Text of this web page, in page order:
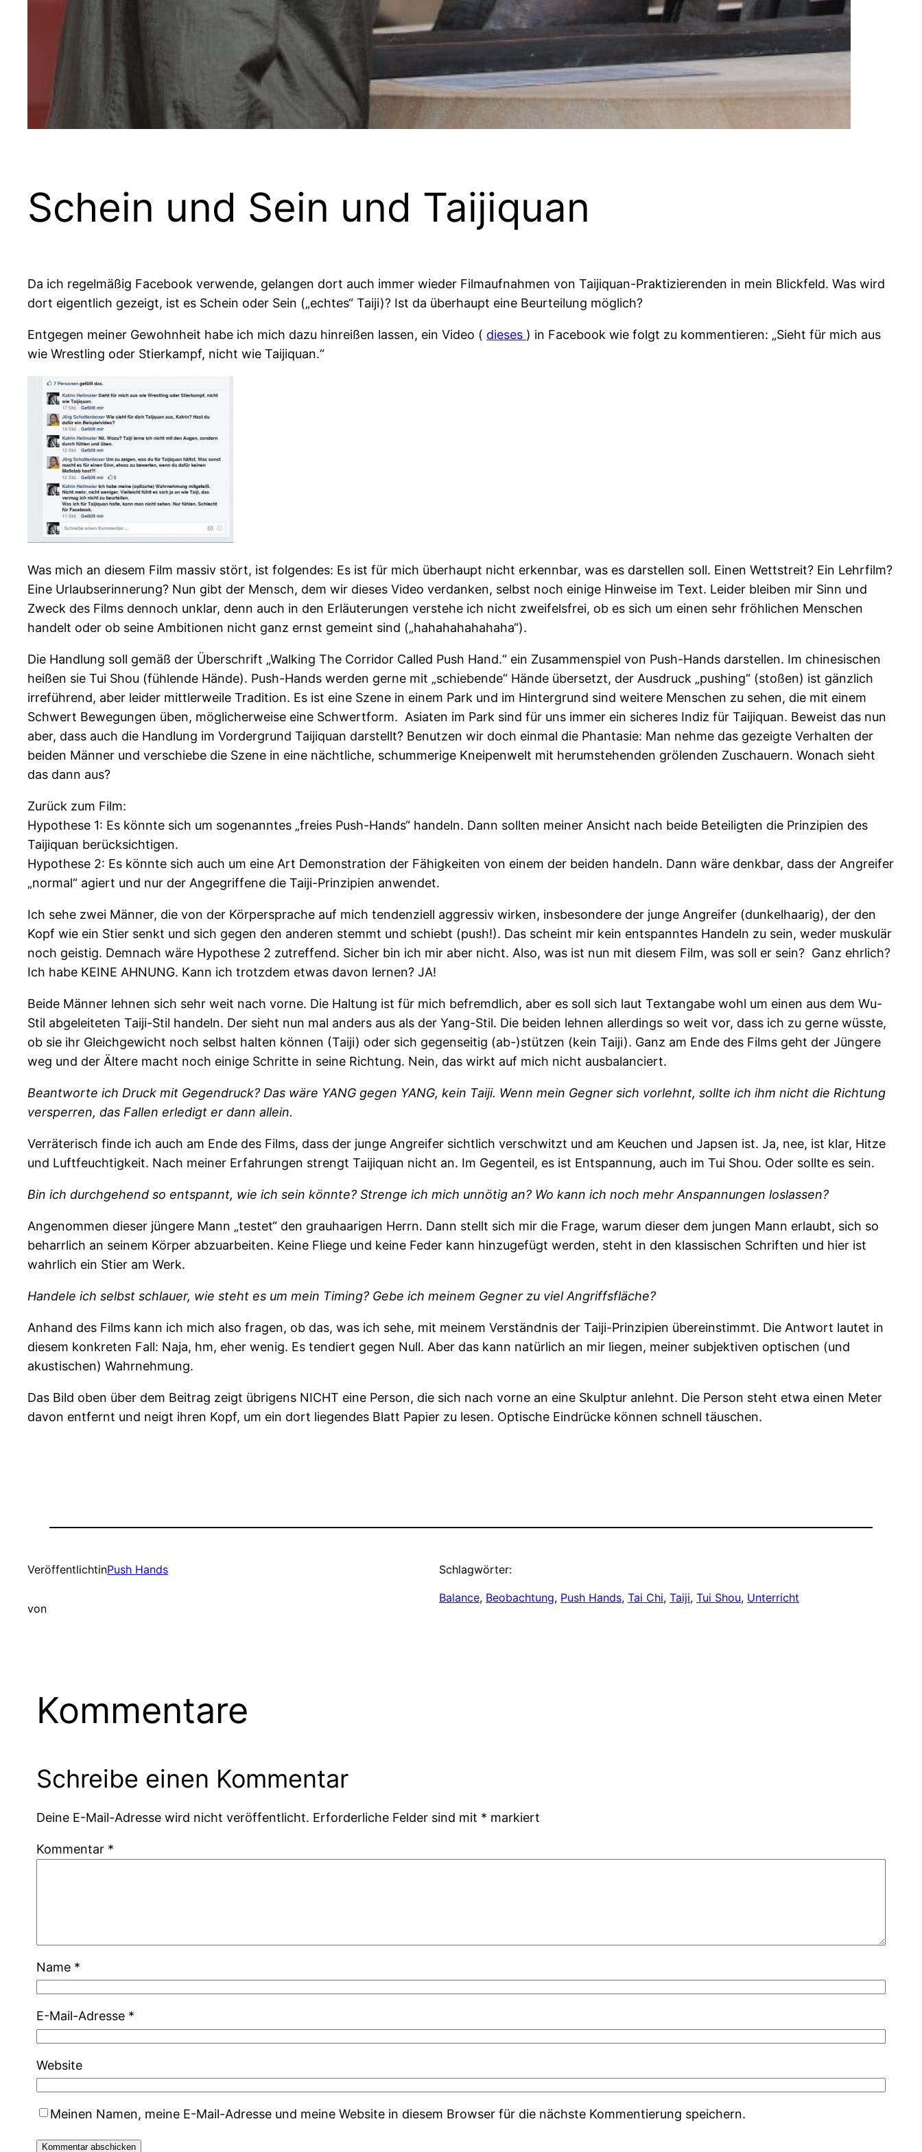
Schein und Sein und Taijiquan
Da ich regelmäßig Facebook verwende, gelangen dort auch immer wieder Filmaufnahmen von Taijiquan-Praktizierenden in mein Blickfeld. Was wird
dort eigentlich gezeigt, ist es Schein oder Sein („echtes“ Taiji)? Ist da überhaupt eine Beurteilung möglich?
Entgegen meiner Gewohnheit habe ich mich dazu hinreißen lassen, ein Video ( dieses ) in Facebook wie folgt zu kommentieren: „Sieht für mich aus
wie Wrestling oder Stierkampf, nicht wie Taijiquan.“
Was mich an diesem Film massiv stört, ist folgendes: Es ist für mich überhaupt nicht erkennbar, was es darstellen soll. Einen Wettstreit? Ein Lehrfilm?
Eine Urlaubserinnerung? Nun gibt der Mensch, dem wir dieses Video verdanken, selbst noch einige Hinweise im Text. Leider bleiben mir Sinn und
Zweck des Films dennoch unklar, denn auch in den Erläuterungen verstehe ich nicht zweifelsfrei, ob es sich um einen sehr fröhlichen Menschen
handelt oder ob seine Ambitionen nicht ganz ernst gemeint sind („hahahahahahaha“).
Die Handlung soll gemäß der Überschrift „Walking The Corridor Called Push Hand.“ ein Zusammenspiel von Push-Hands darstellen. Im chinesischen
heißen sie Tui Shou (fühlende Hände). Push-Hands werden gerne mit „schiebende“ Hände übersetzt, der Ausdruck „pushing“ (stoßen) ist gänzlich
irreführend, aber leider mittlerweile Tradition. Es ist eine Szene in einem Park und im Hintergrund sind weitere Menschen zu sehen, die mit einem
Schwert Bewegungen üben, möglicherweise eine Schwertform. Asiaten im Park sind für uns immer ein sicheres Indiz für Taijiquan. Beweist das nun
aber, dass auch die Handlung im Vordergrund Taijiquan darstellt? Benutzen wir doch einmal die Phantasie: Man nehme das gezeigte Verhalten der
beiden Männer und verschiebe die Szene in eine nächtliche, schummerige Kneipenwelt mit herumstehenden grölenden Zuschauern. Wonach sieht
das dann aus?
Zurück zum Film:
Hypothese 1: Es könnte sich um sogenanntes „freies Push-Hands“ handeln. Dann sollten meiner Ansicht nach beide Beteiligten die Prinzipien des
Taijiquan berücksichtigen.
Hypothese 2: Es könnte sich auch um eine Art Demonstration der Fähigkeiten von einem der beiden handeln. Dann wäre denkbar, dass der Angreifer
„normal“ agiert und nur der Angegriffene die Taiji-Prinzipien anwendet.
Ich sehe zwei Männer, die von der Körpersprache auf mich tendenziell aggressiv wirken, insbesondere der junge Angreifer (dunkelhaarig), der den
Kopf wie ein Stier senkt und sich gegen den anderen stemmt und schiebt (push!). Das scheint mir kein entspanntes Handeln zu sein, weder muskulär
noch geistig. Demnach wäre Hypothese 2 zutreffend. Sicher bin ich mir aber nicht. Also, was ist nun mit diesem Film, was soll er sein? Ganz ehrlich?
Ich habe KEINE AHNUNG. Kann ich trotzdem etwas davon lernen? JA!
Beide Männer lehnen sich sehr weit nach vorne. Die Haltung ist für mich befremdlich, aber es soll sich laut Textangabe wohl um einen aus dem Wu-
Stil abgeleiteten Taiji-Stil handeln. Der sieht nun mal anders aus als der Yang-Stil. Die beiden lehnen allerdings so weit vor, dass ich zu gerne wüsste,
ob sie ihr Gleichgewicht noch selbst halten können (Taiji) oder sich gegenseitig (ab-)stützen (kein Taiji). Ganz am Ende des Films geht der Jüngere
weg und der Ältere macht noch einige Schritte in seine Richtung. Nein, das wirkt auf mich nicht ausbalanciert.
Beantworte ich Druck mit Gegendruck? Das wäre YANG gegen YANG, kein Taiji. Wenn mein Gegner sich vorlehnt, sollte ich ihm nicht die Richtung
versperren, das Fallen erledigt er dann allein.
Verräterisch finde ich auch am Ende des Films, dass der junge Angreifer sichtlich verschwitzt und am Keuchen und Japsen ist. Ja, nee, ist klar, Hitze
und Luftfeuchtigkeit. Nach meiner Erfahrungen strengt Taijiquan nicht an. Im Gegenteil, es ist Entspannung, auch im Tui Shou. Oder sollte es sein.
Bin ich durchgehend so entspannt, wie ich sein könnte? Strenge ich mich unnötig an? Wo kann ich noch mehr Anspannungen loslassen?
Angenommen dieser jüngere Mann „testet“ den grauhaarigen Herrn. Dann stellt sich mir die Frage, warum dieser dem jungen Mann erlaubt, sich so
beharrlich an seinem Körper abzuarbeiten. Keine Fliege und keine Feder kann hinzugefügt werden, steht in den klassischen Schriften und hier ist
wahrlich ein Stier am Werk.
Handele ich selbst schlauer, wie steht es um mein Timing? Gebe ich meinem Gegner zu viel Angriffsfläche?
Anhand des Films kann ich mich also fragen, ob das, was ich sehe, mit meinem Verständnis der Taiji-Prinzipien übereinstimmt. Die Antwort lautet in
diesem konkreten Fall: Naja, hm, eher wenig. Es tendiert gegen Null. Aber das kann natürlich an mir liegen, meiner subjektiven optischen (und
akustischen) Wahrnehmung.
Das Bild oben über dem Beitrag zeigt übrigens NICHT eine Person, die sich nach vorne an eine Skulptur anlehnt. Die Person steht etwa einen Meter
davon entfernt und neigt ihren Kopf, um ein dort liegendes Blatt Papier zu lesen. Optische Eindrücke können schnell täuschen.
VeröffentlichtinPush Hands
von
Schlagwörter:
Balance, Beobachtung, Push Hands, Tai Chi, Taiji, Tui Shou, Unterricht
Kommentare
Schreibe einen Kommentar
Deine E-Mail-Adresse wird nicht veröffentlicht. Erforderliche Felder sind mit * markiert
Kommentar *
Name *
E-Mail-Adresse *
Website
Meinen Namen, meine E-Mail-Adresse und meine Website in diesem Browser für die nächste Kommentierung speichern.